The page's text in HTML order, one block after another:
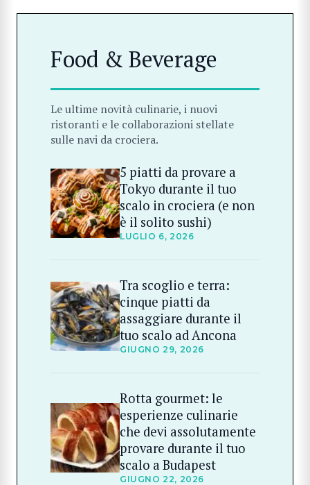
Food & Beverage
Le ultime novità culinarie, i nuovi
ristoranti e le collaborazioni stellate
sulle navi da crociera.
5 piatti da provare a
Tokyo durante il tuo
scalo in crociera (e non
è il solito sushi)
LUGLIO 6, 2026
Tra scoglio e terra:
cinque piatti da
assaggiare durante il
tuo scalo ad Ancona
GIUGNO 29, 2026
Rotta gourmet: le
esperienze culinarie
che devi assolutamente
provare durante il tuo
scalo a Budapest
GIUGNO 22, 2026